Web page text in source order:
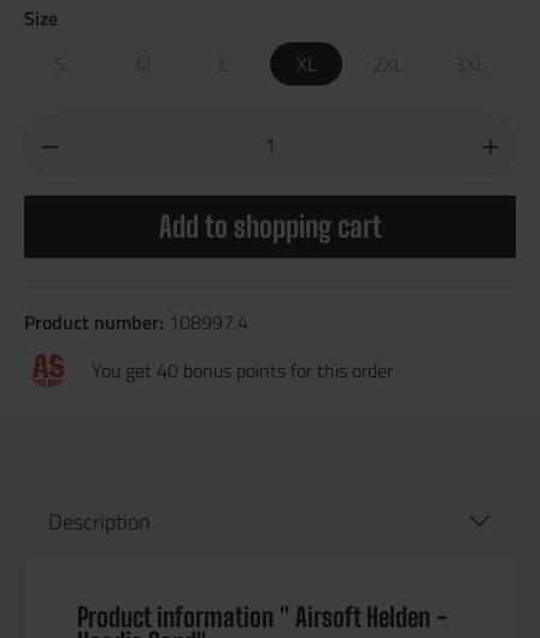
Size
M XL 2XL 3XL
Add to shopping cart
Product number: 108997.4
You get 40 bonus points for this order
Description
Product information " Airsoft Helden -